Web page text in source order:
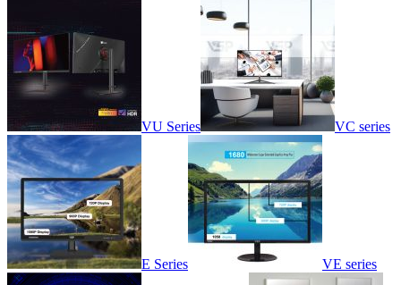
VU Series VC series
E Series VE series